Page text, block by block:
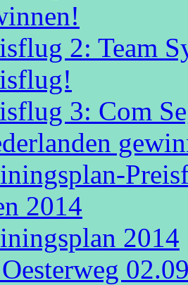
2: Team
3: Com
2014
2014